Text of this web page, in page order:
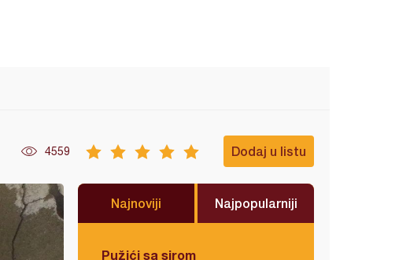
4559 Dodaj u listu
Najnoviji Najpopularniji
Pužići sa sirom